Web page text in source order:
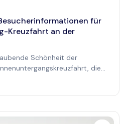
für
Kreuzfahrt an der
Schönheit der
die
Flucht, um die
begleitet vom warmen
Sonne. Stellen Sie sich vor,